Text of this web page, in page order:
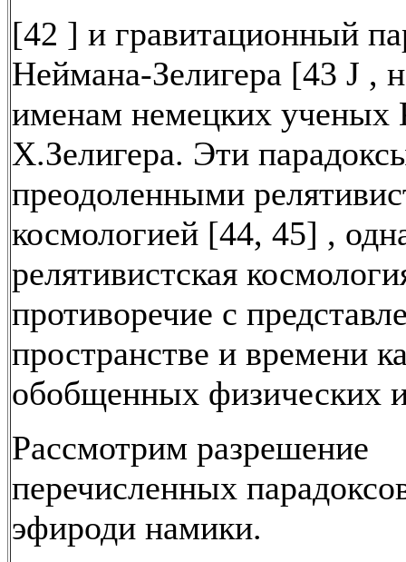
[42 ] и гравитационный
Неймана-Зелигера [43 J ,
именам немецких
Х.Зелигера. Эти
преодоленными
космологией [44, 45] ,
релятивистская
противоречие с
пространстве и времени
обобщенных физических
Рассмотрим разрешение
перечисленных
эфироди намики.